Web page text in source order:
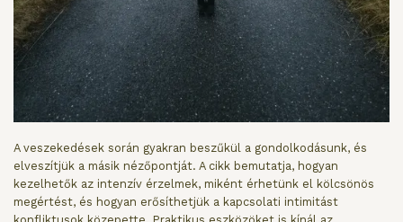
A veszekedések során gyakran beszűkül a gondolkodásunk, és
elveszítjük a másik nézőpontját. A cikk bemutatja, hogyan
kezelhetők az intenzív érzelmek, miként érhetünk el kölcsönös
megértést, és hogyan erősíthetjük a kapcsolati intimitást